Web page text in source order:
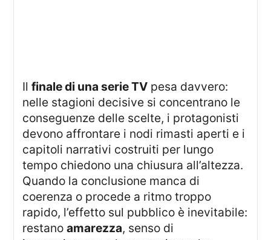
Ilfinale di una serie TV pesa davvero:
nelle stagioni decisive si concentrano le
conseguenze delle scelte, i protagonisti
devono affrontare i nodi rimasti aperti e i
capitoli narrativi costruiti per lungo
tempo chiedono una chiusura all’altezza.
Quando la conclusione manca di
coerenza o procede a ritmo troppo
rapido, l’effetto sul pubblico è inevitabile:
restanoamarezza, senso di